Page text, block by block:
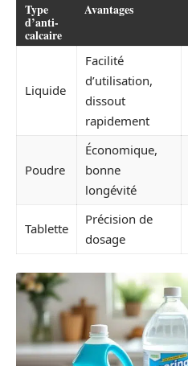
Type
d’anti-
calcaire
Avantages
Liquide
Facilité
d’utilisation,
dissout
rapidement
Poudre
Économique,
bonne
longévité
Tablette
Précision de
dosage